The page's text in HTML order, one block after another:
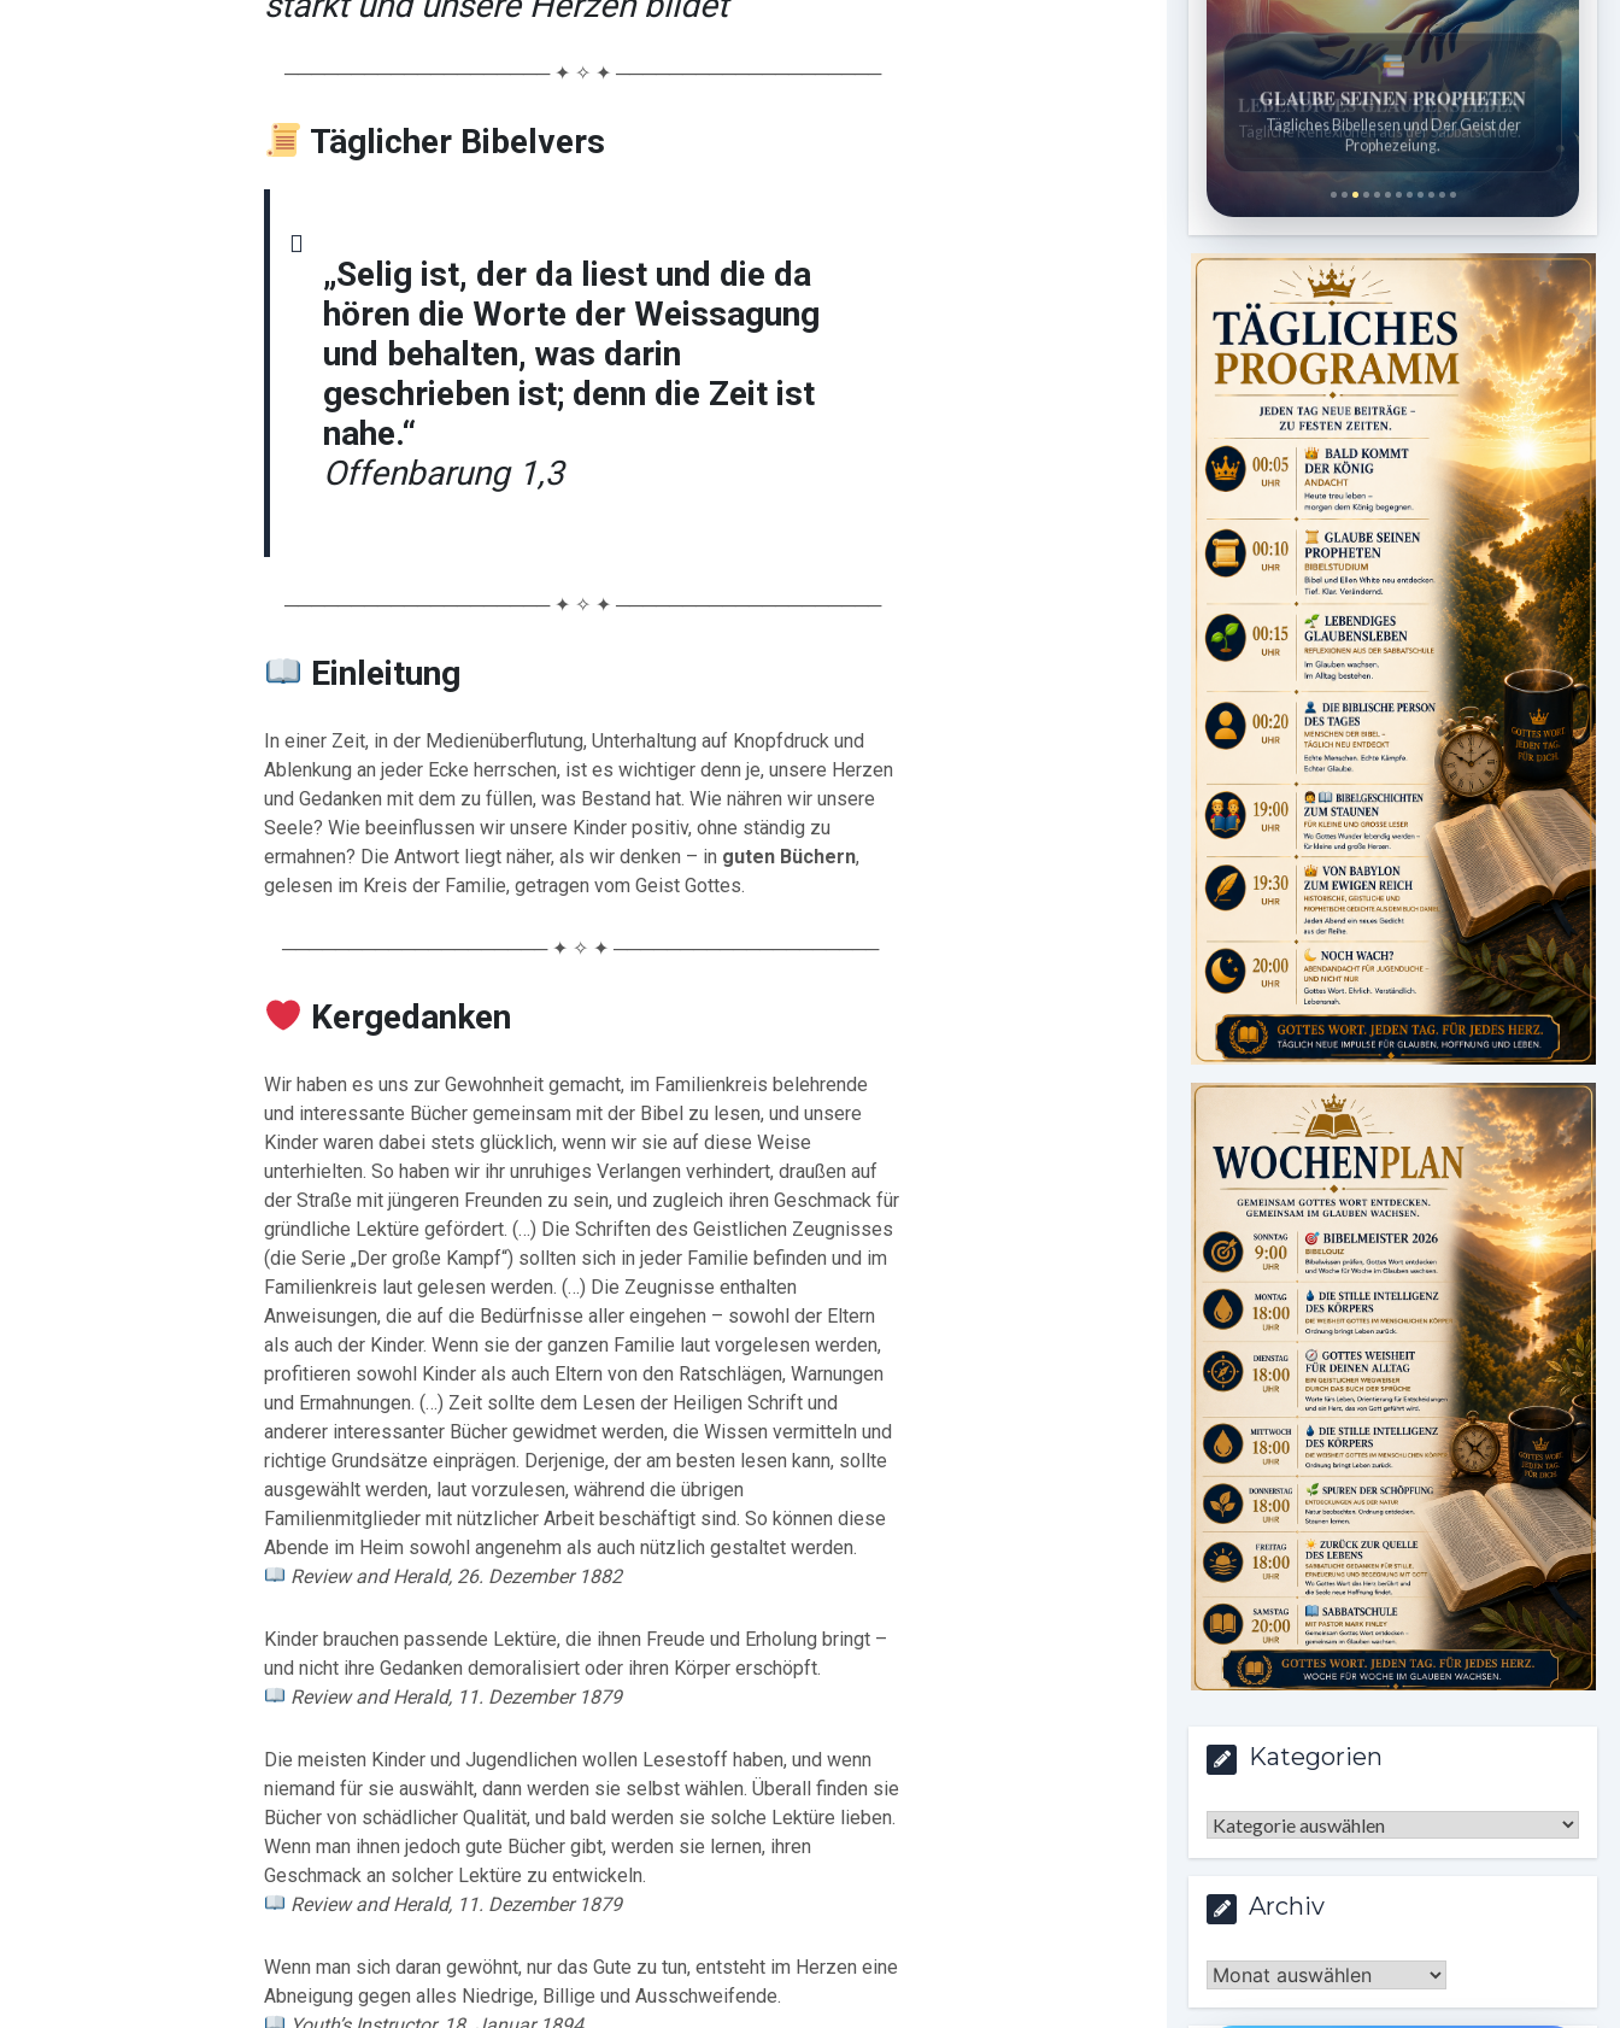
──────────────────── ✦ ✧ ✦ ────────────────────
Täglicher Bibelvers
„Selig ist, der da liest und die da
hören die Worte der Weissagung
und behalten, was darin
geschrieben ist; denn die Zeit ist
nahe.“
Offenbarung 1,3
──────────────────── ✦ ✧ ✦ ────────────────────
Einleitung
In einer Zeit, in der Medienüberflutung, Unterhaltung auf Knopfdruck und
Ablenkung an jeder Ecke herrschen, ist es wichtiger denn je, unsere Herzen
und Gedanken mit dem zu füllen, was Bestand hat. Wie nähren wir unsere
Seele? Wie beeinflussen wir unsere Kinder positiv, ohne ständig zu
ermahnen? Die Antwort liegt näher, als wir denken – in guten Büchern,
gelesen im Kreis der Familie, getragen vom Geist Gottes.
──────────────────── ✦ ✧ ✦ ────────────────────
Kergedanken
Wir haben es uns zur Gewohnheit gemacht, im Familienkreis belehrende
und interessante Bücher gemeinsam mit der Bibel zu lesen, und unsere
Kinder waren dabei stets glücklich, wenn wir sie auf diese Weise
unterhielten. So haben wir ihr unruhiges Verlangen verhindert, draußen auf
der Straße mit jüngeren Freunden zu sein, und zugleich ihren Geschmack für
gründliche Lektüre gefördert. (…) Die Schriften des Geistlichen Zeugnisses
(die Serie „Der große Kampf“) sollten sich in jeder Familie befinden und im
Familienkreis laut gelesen werden. (…) Die Zeugnisse enthalten
Anweisungen, die auf die Bedürfnisse aller eingehen – sowohl der Eltern
als auch der Kinder. Wenn sie der ganzen Familie laut vorgelesen werden,
profitieren sowohl Kinder als auch Eltern von den Ratschlägen, Warnungen
und Ermahnungen. (…) Zeit sollte dem Lesen der Heiligen Schrift und
anderer interessanter Bücher gewidmet werden, die Wissen vermitteln und
richtige Grundsätze einprägen. Derjenige, der am besten lesen kann, sollte
ausgewählt werden, laut vorzulesen, während die übrigen
Familienmitglieder mit nützlicher Arbeit beschäftigt sind. So können diese
Abende im Heim sowohl angenehm als auch nützlich gestaltet werden.
Review and Herald, 26. Dezember 1882
Kinder brauchen passende Lektüre, die ihnen Freude und Erholung bringt –
und nicht ihre Gedanken demoralisiert oder ihren Körper erschöpft.
Review and Herald, 11. Dezember 1879
Die meisten Kinder und Jugendlichen wollen Lesestoff haben, und wenn
niemand für sie auswählt, dann werden sie selbst wählen. Überall finden sie
Bücher von schädlicher Qualität, und bald werden sie solche Lektüre lieben.
Wenn man ihnen jedoch gute Bücher gibt, werden sie lernen, ihren
Geschmack an solcher Lektüre zu entwickeln.
Review and Herald, 11. Dezember 1879
Wenn man sich daran gewöhnt, nur das Gute zu tun, entsteht im Herzen eine
Abneigung gegen alles Niedrige, Billige und Ausschweifende.
LEBENDIGES GLAUBENSLEBEN
Tägliche Reflexionen aus der Sabbatschule.
Kategorien
Kategorien
Archiv
Archiv